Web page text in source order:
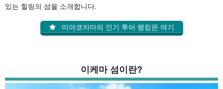
있는 힐링의 섬을 소개합니다.
미야코지마의 인기 투어 랭킹은 여기
이케마 섬이란?